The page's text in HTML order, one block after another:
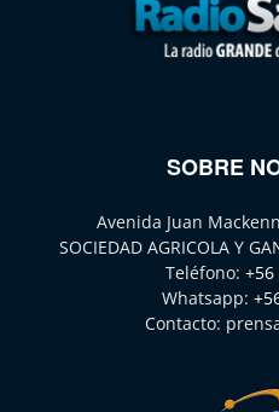
SOBRE
Avenida Juan
SOCIEDAD AGRICOLA Y
Teléfono: +56
Whatsapp:
Contacto: